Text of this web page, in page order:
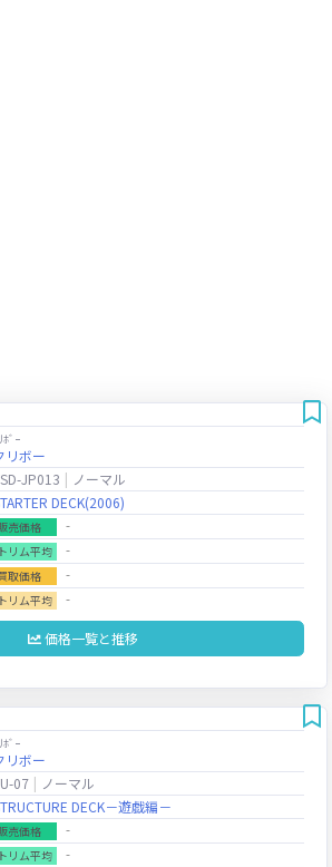
ﾎﾞｰ
リボー
JP013
ノーマル
DECK(2006)
売価格 ‐
トリム平均 ‐
取価格 ‐
トリム平均 ‐
価格一覧と推移
ﾎﾞｰ
リボー
07
ノーマル
DECK－遊戯編－
売価格 ‐
トリム平均 ‐